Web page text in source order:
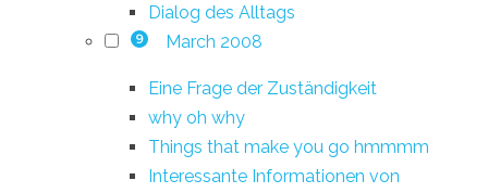
Dialog des Alltags
9 March 2008
Eine Frage der Zuständigkeit
why oh why
Things that make you go hmmmm
Interessante Informationen von